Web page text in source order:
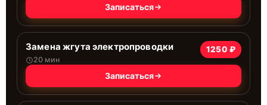
Записаться
Замена жгута электропроводки
20 мин
1250 ₽
Записаться